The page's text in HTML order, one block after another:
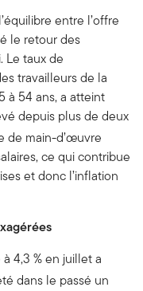
entre l’offre
le retour des
Le taux de
travailleurs de la
à 54 ans, a atteint
depuis plus de deux
de main-d’œuvre
ce qui contribue
et donc l’inflation
4,3 % en juillet a
dans le passé un